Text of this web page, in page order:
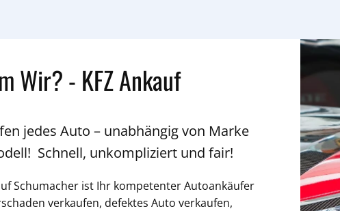
Wir? - KFZ Ankauf
jedes Auto – unabhängig von Marke
Schnell, unkompliziert und fair!
Schumacher ist Ihr kompetenter Autoankäufer
verkaufen, defektes Auto verkaufen,